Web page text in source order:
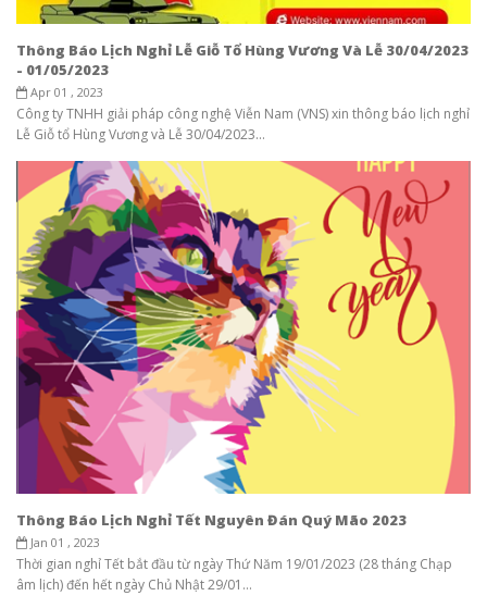
Thông Báo Lịch Nghỉ Lễ Giỗ Tổ Hùng Vương Và Lễ 30/04/2023
- 01/05/2023
Apr 01 , 2023
Công ty TNHH giải pháp công nghệ Viễn Nam (VNS) xin thông báo lịch nghỉ
Lễ Giỗ tổ Hùng Vương và Lễ 30/04/2023...
Thông Báo Lịch Nghỉ Tết Nguyên Đán Quý Mão 2023
Jan 01 , 2023
Thời gian nghỉ Tết bắt đầu từ ngày Thứ Năm 19/01/2023 (28 tháng Chạp
âm lịch) đến hết ngày Chủ Nhật 29/01...